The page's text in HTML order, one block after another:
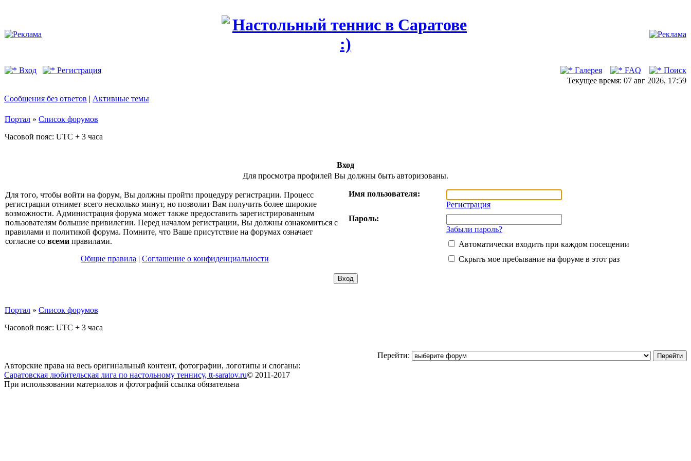
Вход Регистрация Галерея FAQ
Поиск
Текущее время: 07 авг 2026, 17:59
Сообщения без ответов | Активные темы
Портал » Список форумов
Часовой пояс: UTC + 3 часа
Вход
Для просмотра профилей Вы должны быть авторизованы.
Для того, чтобы войти на форум, Вы должны пройти процедуру регистрации. Процесс
регистрации отнимет всего несколько минут, но позволит Вам получить более широкие
возможности. Администрация форума может также предоставить зарегистрированным
пользователям большие привилегии. Перед началом регистрации, Вы должны ознакомиться с
правилами и политикой форума. Помните, что Ваше присутствие на форумах означает
согласие со всеми правилами.
Общие правила | Соглашение о конфиденциальности
Имя пользователя:
Регистрация
Пароль:
Забыли пароль?
Автоматически входить при каждом посещении
Скрыть мое пребывание на форуме в этот раз
Портал » Список форумов
Часовой пояс: UTC + 3 часа
Перейти:
Авторские права на весь оригинальный контент, фотографии, логотипы и слоганы:
Саратовская любительская лига по настольному теннису, tt-saratov.ru© 2011-2017
При использовании материалов и фотографий ссылка обязательна